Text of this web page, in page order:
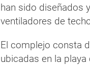
han sido diseñados
ventiladores de
El complejo consta
ubicadas en la